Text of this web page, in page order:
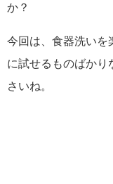
か？
今回は、食器洗いを
に試せるものばかり
さいね。